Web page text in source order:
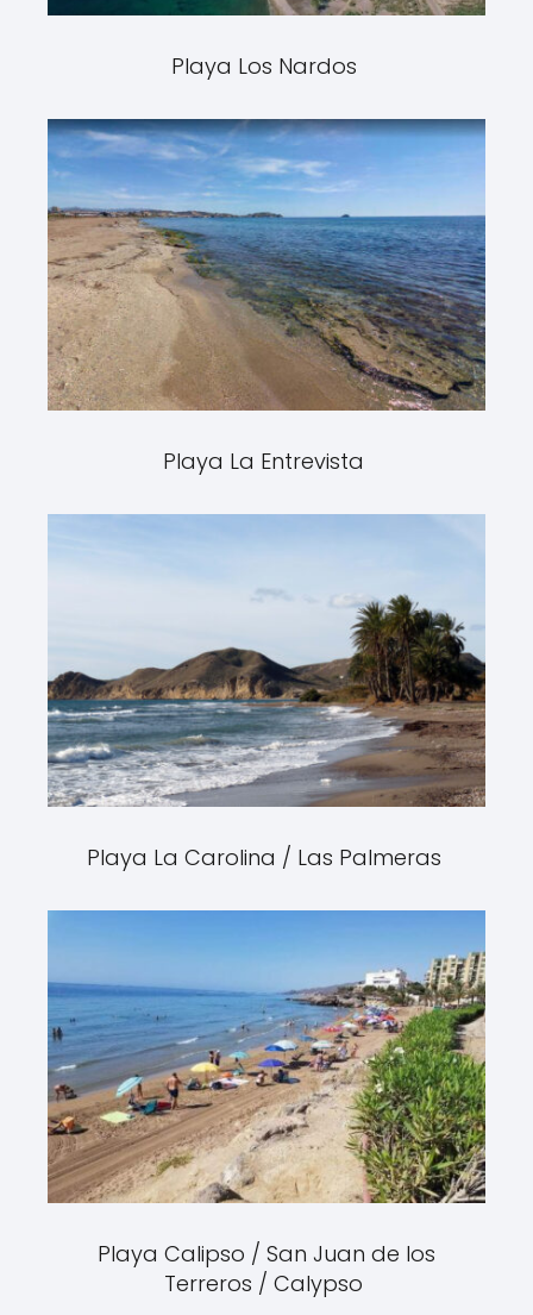
Playa Los Nardos
Playa La Entrevista
Playa La Carolina / Las Palmeras
Playa Calipso / San Juan de los
Terreros / Calypso